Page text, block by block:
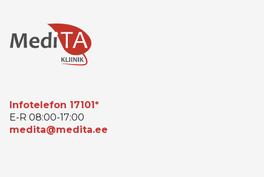
Infotelefon 17101*
E-R 08:00-17:00
medita@medita.ee